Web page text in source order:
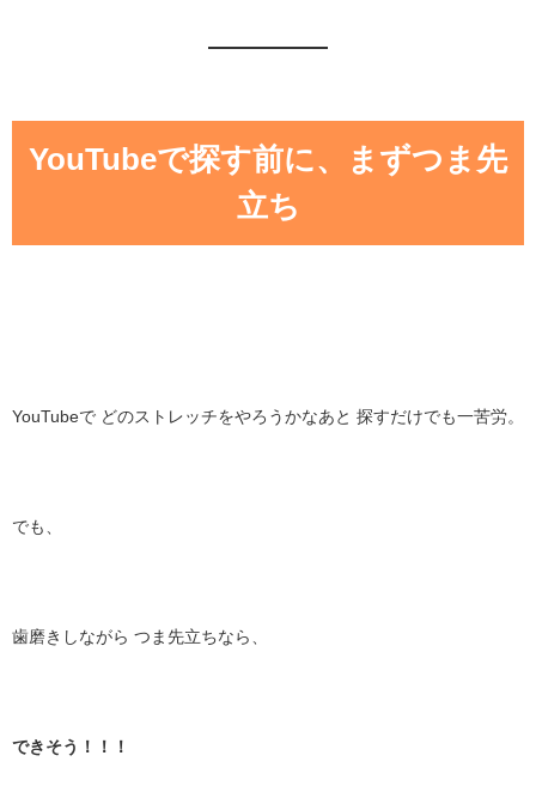
YouTubeで探す前に、まずつま先
立ち
YouTubeで どのストレッチをやろうかなあと 探すだけでも一苦労。
でも、
歯磨きしながら つま先立ちなら、
できそう！！！